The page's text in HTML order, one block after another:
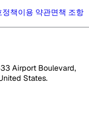
책이용 약관면책 조항
Airport Boulevard,
States.